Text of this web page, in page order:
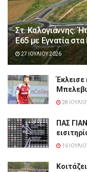
Στ. Καλογιάννης:
Ε65 με Εγνατία στα
27 ΙΟΥΛΊΟΥ 2026
Έκλεισε
28
ΠΑΣ
16